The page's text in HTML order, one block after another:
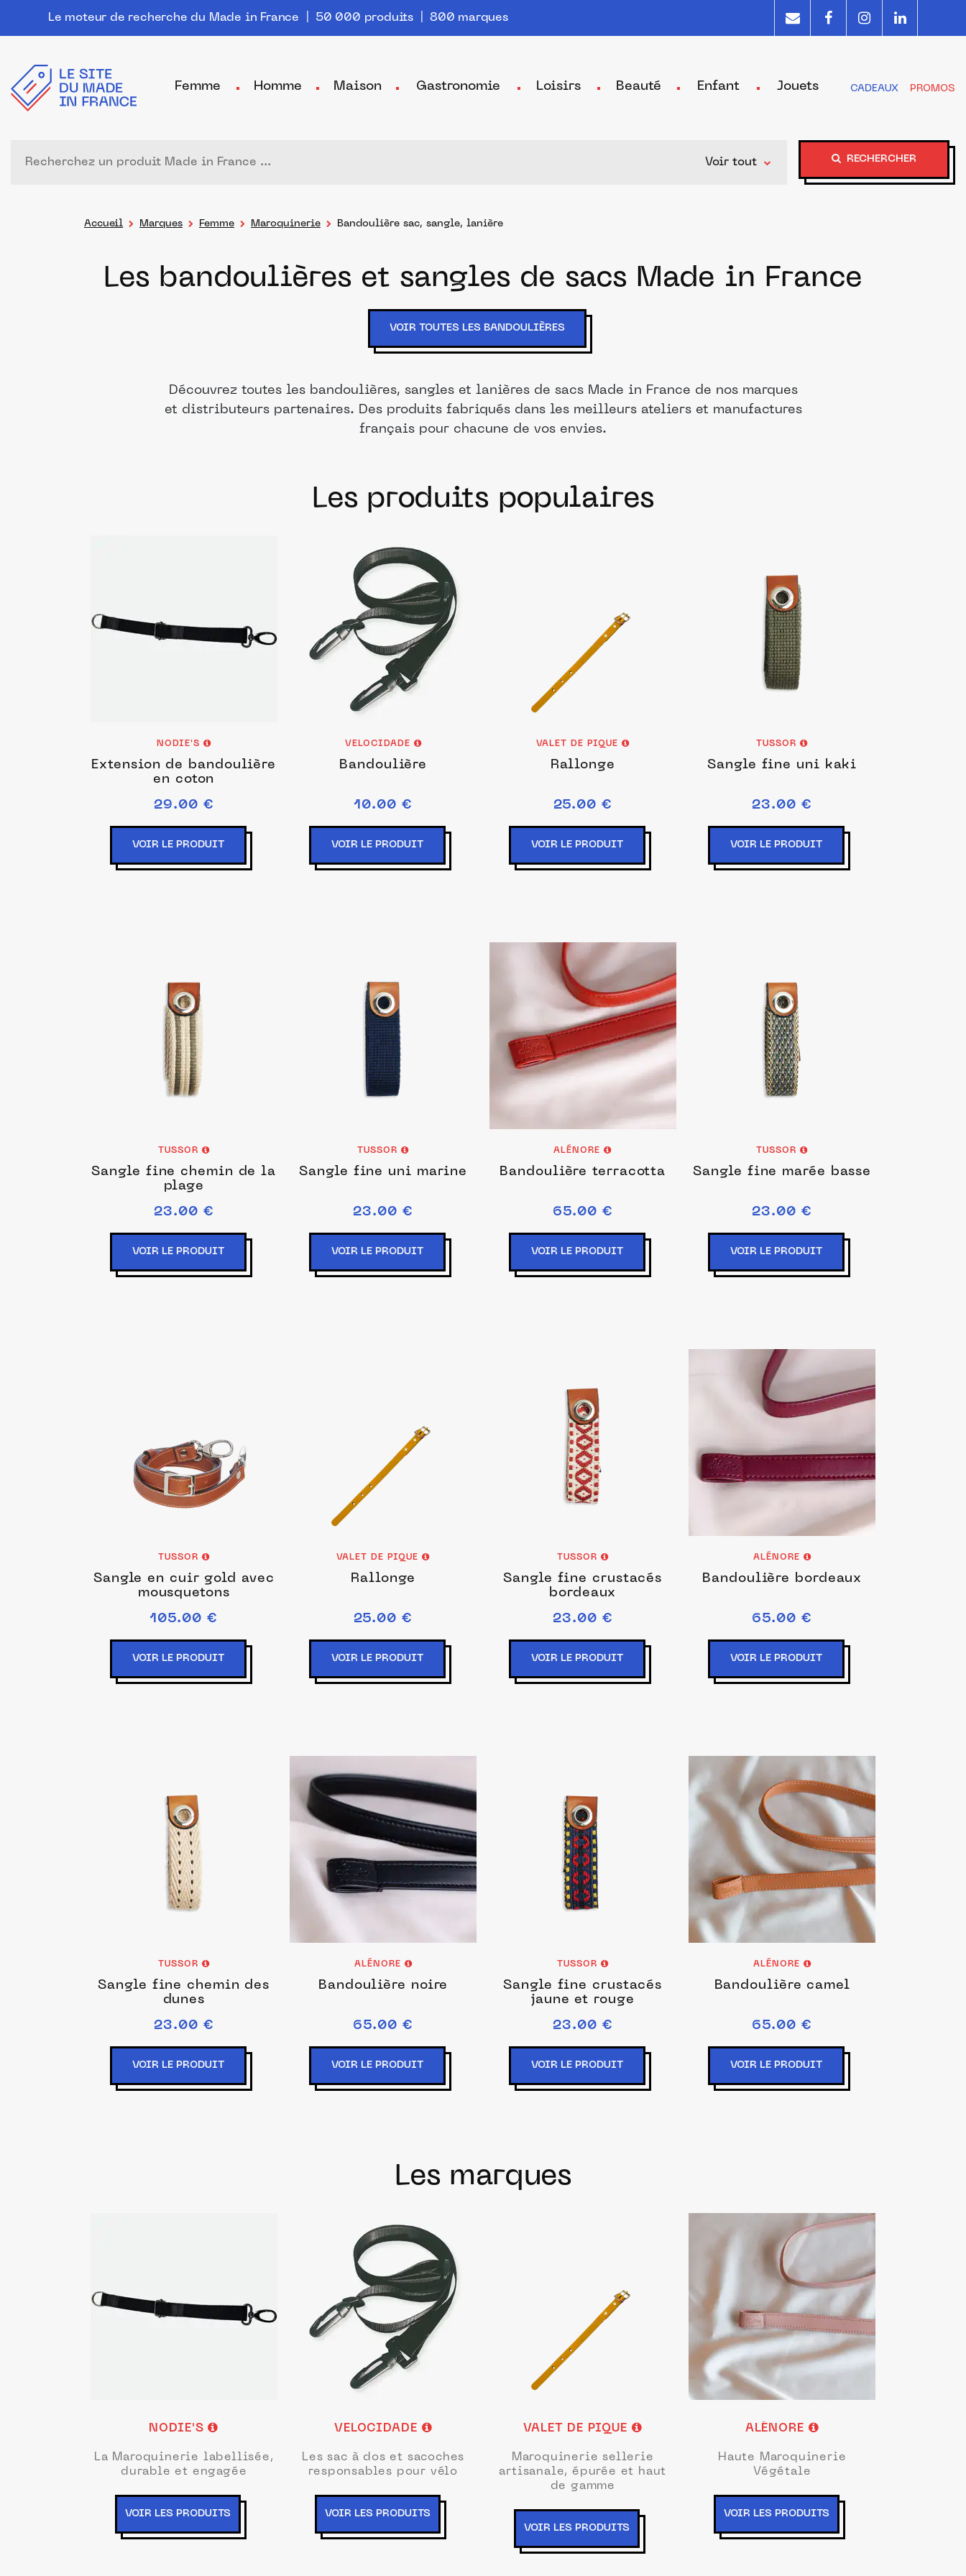
Le moteur de recherche du Made in France | 50 000 produits | 800 marques
Femme Homme Maison Gastronomie Loisirs Beauté Enfant Jouets CADEAUX PROMOS
Voir tout RECHERCHER
Accueil Marques Femme Maroquinerie Bandoulière sac, sangle, lanière
Les bandoulières et sangles de sacs Made in France
VOIR TOUTES LES BANDOULIÈRES
Découvrez toutes les bandoulières, sangles et lanières de sacs Made in France de nos marques
et distributeurs partenaires. Des produits fabriqués dans les meilleurs ateliers et manufactures
français pour chacune de vos envies.
Les produits populaires
NODIE'S
Extension de bandoulière
en coton
29.00 €
VOIR LE PRODUIT
VELOCIDADE
Bandoulière
10.00 €
VOIR LE PRODUIT
VALET DE PIQUE
Rallonge
25.00 €
VOIR LE PRODUIT
TUSSOR
Sangle fine uni kaki
23.00 €
VOIR LE PRODUIT
TUSSOR
Sangle fine chemin de la
plage
23.00 €
VOIR LE PRODUIT
TUSSOR
Sangle fine uni marine
23.00 €
VOIR LE PRODUIT
ALÉNORE
Bandoulière terracotta
65.00 €
VOIR LE PRODUIT
TUSSOR
Sangle fine marée basse
23.00 €
VOIR LE PRODUIT
TUSSOR
Sangle en cuir gold avec
mousquetons
105.00 €
VOIR LE PRODUIT
VALET DE PIQUE
Rallonge
25.00 €
VOIR LE PRODUIT
TUSSOR
Sangle fine crustacés
bordeaux
23.00 €
VOIR LE PRODUIT
ALÉNORE
Bandoulière bordeaux
65.00 €
VOIR LE PRODUIT
TUSSOR
Sangle fine chemin des
dunes
23.00 €
VOIR LE PRODUIT
ALÉNORE
Bandoulière noire
65.00 €
VOIR LE PRODUIT
TUSSOR
Sangle fine crustacés
jaune et rouge
23.00 €
VOIR LE PRODUIT
ALÉNORE
Bandoulière camel
65.00 €
VOIR LE PRODUIT
Les marques
NODIE'S
La Maroquinerie labellisée,
durable et engagée
VOIR LES PRODUITS
VELOCIDADE
Les sac à dos et sacoches
responsables pour vélo
VOIR LES PRODUITS
VALET DE PIQUE
Maroquinerie sellerie
artisanale, épurée et haut
de gamme
VOIR LES PRODUITS
ALÉNORE
Haute Maroquinerie
Végétale
VOIR LES PRODUITS